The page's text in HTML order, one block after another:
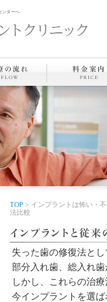
ンターへ
TOP > インプラントは怖い・
法比較
失った歯の修復法と
部分入れ歯、総入れ
しかし、これらの治
今インプラントを選